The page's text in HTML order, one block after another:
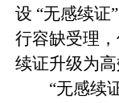
设 “无感续证
行容缺受理
续证升级为高
“无感续证